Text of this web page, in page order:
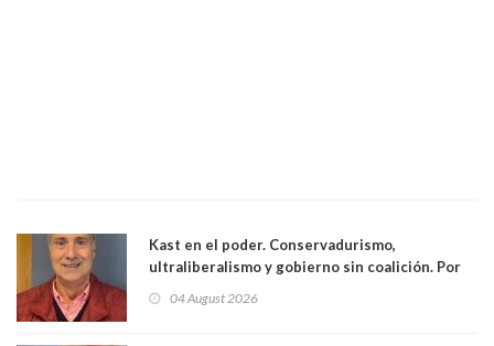
Kast en el poder. Conservadurismo,
ultraliberalismo y gobierno sin coalición. Por
04 August 2026